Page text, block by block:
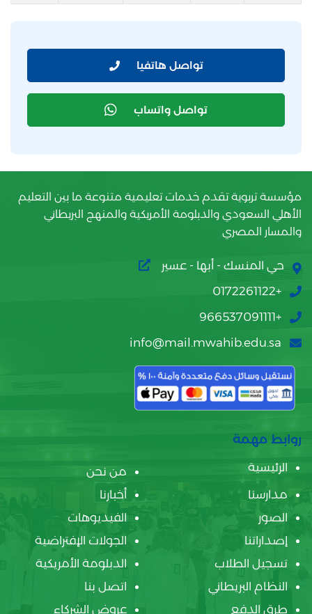
تواصل هاتفيا
تواصل واتساب
مؤسسة تربوية تقدم خدمات تعليمية متنوعة ما بين التعليم
الأهلي السعودي والدبلومة الأمريكية والمنهج البريطاني
والمسار المصري
حي المنسك - أبها - عسير
+0172261122
+966537091111
info@mail.mwahib.edu.sa
روابط مهمة
الرئيسية
من نحن
مدارسنا
أخبارنا
الصور
الفيديوهات
إصداراتنا
الجولات الإفتراضية
تسجيل الطلاب
الدبلومة الأمريكية
النظام البريطاني
اتصل بنا
طرق الدفع
عروض الشركاء